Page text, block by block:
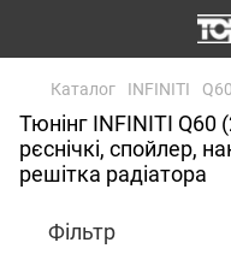
Каталог INFINITI
Тюнінг INFINITI Q60
рєснічкі, спойлер,
решітка радіатора
Фільтр